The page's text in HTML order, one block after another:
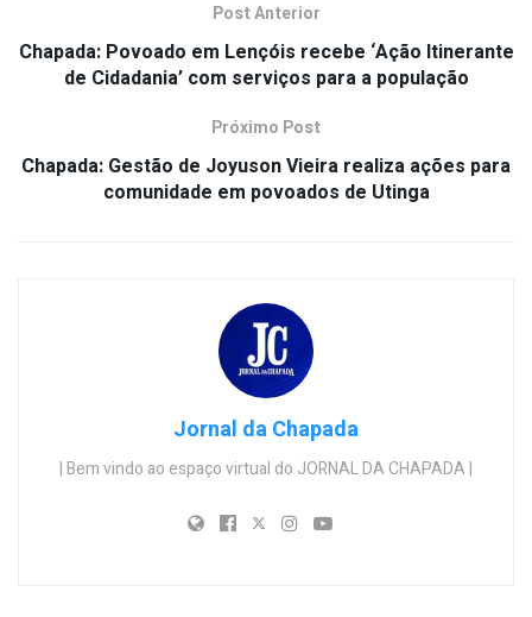
Post Anterior
Chapada: Povoado em Lençóis recebe ‘Ação Itinerante
de Cidadania’ com serviços para a população
Próximo Post
Chapada: Gestão de Joyuson Vieira realiza ações para
comunidade em povoados de Utinga
Jornal da Chapada
| Bem vindo ao espaço virtual do JORNAL DA CHAPADA |